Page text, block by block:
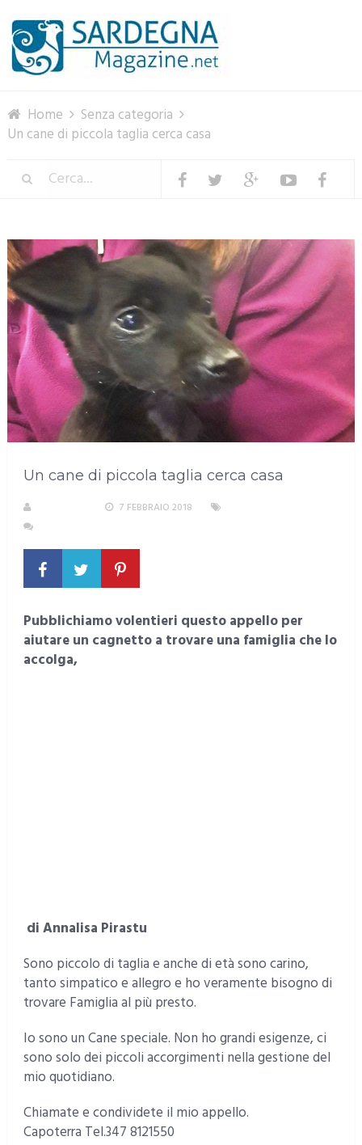
Home
Senza categoria
Un cane di piccola taglia cerca casa
Un cane di piccola taglia cerca casa
7 FEBBRAIO 2018
Pubblichiamo volentieri questo appello per
aiutare un cagnetto a trovare una famiglia che lo
accolga,
di Annalisa Pirastu
Sono piccolo di taglia e anche di età sono carino,
tanto simpatico e allegro e ho veramente bisogno di
trovare Famiglia al più presto.
Io sono un Cane speciale. Non ho grandi esigenze, ci
sono solo dei piccoli accorgimenti nella gestione del
mio quotidiano.
Chiamate e condividete il mio appello.
Capoterra Tel.347 8121550